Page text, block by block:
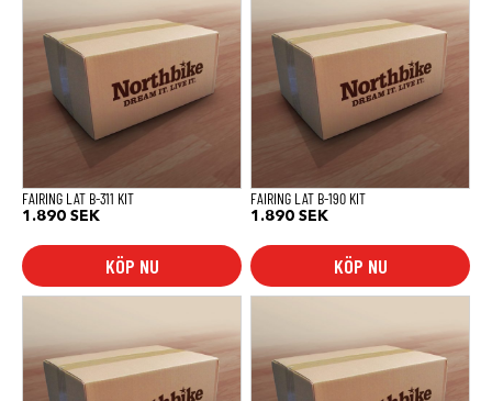
FAIRING LAT B-311 KIT
1.890 SEK
KÖP NU
FAIRING LAT B-190 KIT
1.890 SEK
KÖP NU